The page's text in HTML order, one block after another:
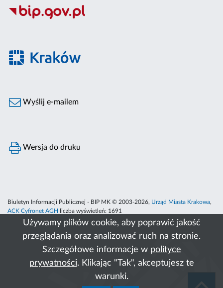
Używamy plików cookie, aby poprawić jakość
przeglądania oraz analizować ruch na stronie.
Szczegółowe informacje w polityce
prywatności. Klikając "Tak", akceptujesz te
warunki.
Wyślij e-mailem
Wersja do druku
Biuletyn Informacji Publicznej - BIP MK © 2003-2026, Urząd Miasta Krakowa,
ACK Cyfronet AGH
liczba wyświetleń: 1691